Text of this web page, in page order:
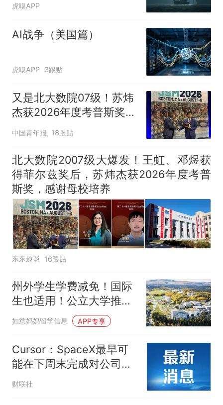
虎嗅APP
AI战争（美国篇）
虎嗅APP 3跟贴
又是北大数院07级！苏炜
杰获2026年度考普斯奖
与王虹、邓煜为同学
中国青年报 18跟贴
北大数院2007级大爆发！王虹、邓煜获
得菲尔兹奖后，苏炜杰获2026年度考普
斯奖，感谢母校培养
东东趣谈 16跟贴
州外学生学费减免！国际
生也适用！公立大学推进
揽生新政
如意妈妈留学信息 APP专享
Cursor：SpaceX最早可
能在下周末完成对公司的
600亿美元收购
财联社